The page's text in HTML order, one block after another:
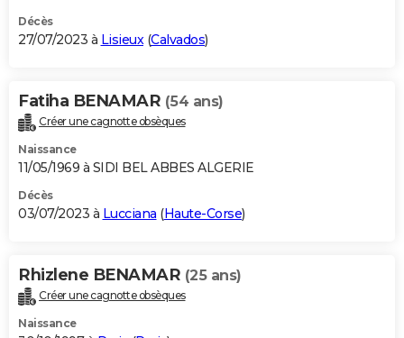
Décès
27/07/2023 à Lisieux(Calvados)
Fatiha BENAMAR (54 ans)
Créer une cagnotte obsèques
Naissance
11/05/1969 à SIDI BEL ABBES ALGERIE
Décès
03/07/2023 à Lucciana (Haute-Corse)
Rhizlene BENAMAR (25 ans)
Créer une cagnotte obsèques
Naissance